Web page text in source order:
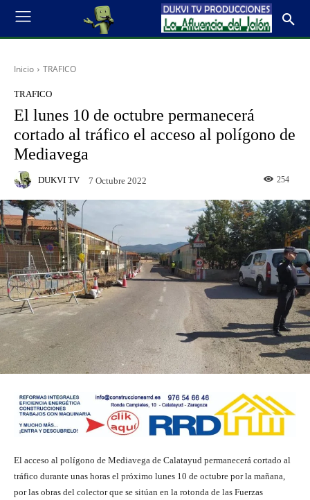
Inicio TRAFICO
TRAFICO
El lunes 10 de octubre permanecerá
cortado al tráfico el acceso al polígono de
Mediavega
DUKVI TV 7 Octubre 2022 254
El acceso al polígono de Mediavega de Calatayud permanecerá cortado al
tráfico durante unas horas el próximo lunes 10 de octubre por la mañana,
por las obras del colector que se sitúan en la rotonda de las Fuerzas